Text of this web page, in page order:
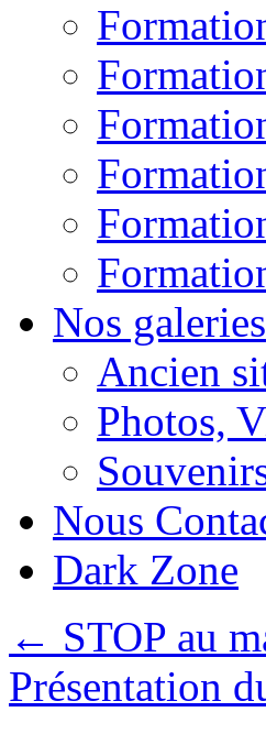
Nos galeries
Ancien
Photos,
Nous
Dark Zone
← STOP au
Présentation